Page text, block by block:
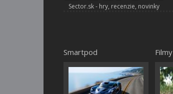
Sector.sk - hry, recenzie, novinky
Smartpod Filmy